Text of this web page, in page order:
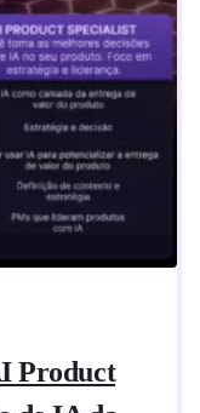
Product